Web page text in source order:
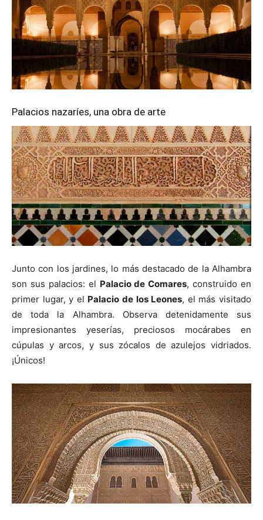
Palacios nazaríes, una obra de arte
Junto con los jardines, lo más destacado de la Alhambra
son sus palacios: el Palacio de Comares, construido en
primer lugar, y el Palacio de los Leones, el más visitado
de toda la Alhambra. Observa detenidamente sus
impresionantes yeserías, preciosos mocárabes en
cúpulas y arcos, y sus zócalos de azulejos vidriados.
¡Únicos!